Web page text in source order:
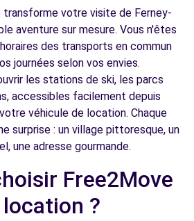
BYMYCAR LEMAN -
7
13.2
km
74100
(D)
km
74100
votre visite de Ferney-
aventure sur mesure. Vous n'êtes
des transports en commun
journées selon vos envies.
les stations de ski, les parcs
accessibles facilement depuis
véhicule de location. Chaque
surprise : un village pittoresque, un
une adresse gourmande.
Free2Move
?